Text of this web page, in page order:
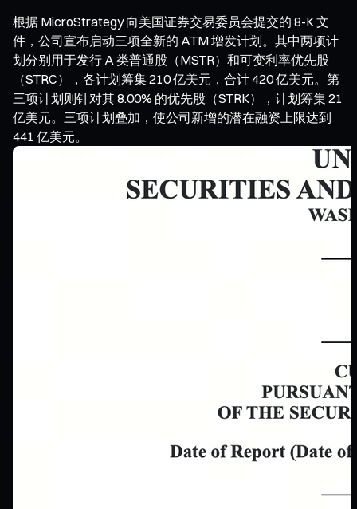
根据 MicroStrategy 向美国证券交易委员会提交的 8-K 文
件，公司宣布启动三项全新的 ATM 增发计划。其中两项计
划分别用于发行 A 类普通股（MSTR）和可变利率优先股
（STRC），各计划筹集 210 亿美元，合计 420 亿美元。第
三项计划则针对其 8.00% 的优先股（STRK），计划筹集 21
亿美元。三项计划叠加，使公司新增的潜在融资上限达到
441 亿美元。